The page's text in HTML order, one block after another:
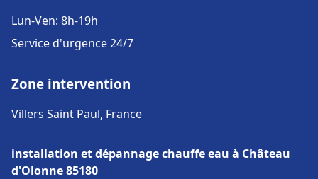
Lun-Ven: 8h-19h
Service d'urgence 24/7
Zone intervention
Villers Saint Paul, France
installation et dépannage chauffe eau à Château
d'Olonne 85180